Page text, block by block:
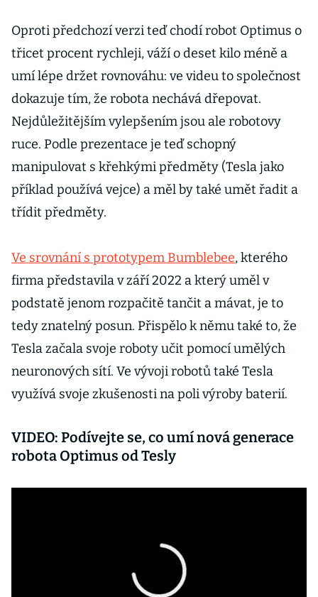
Oproti předchozí verzi teď chodí robot Optimus o
třicet procent rychleji, váží o deset kilo méně a
umí lépe držet rovnováhu: ve videu to společnost
dokazuje tím, že robota nechává dřepovat.
Nejdůležitějším vylepšením jsou ale robotovy
ruce. Podle prezentace je teď schopný
manipulovat s křehkými předměty (Tesla jako
příklad používá vejce) a měl by také umět řadit a
třídit předměty.
Ve srovnání s prototypem Bumblebee, kterého
firma představila v září 2022 a který uměl v
podstatě jenom rozpačitě tančit a mávat, je to
tedy znatelný posun. Přispělo k němu také to, že
Tesla začala svoje roboty učit pomocí umělých
neuronových sítí. Ve vývoji robotů také Tesla
využívá svoje zkušenosti na poli výroby baterií.
VIDEO: Podívejte se, co umí nová generace
robota Optimus od Tesly